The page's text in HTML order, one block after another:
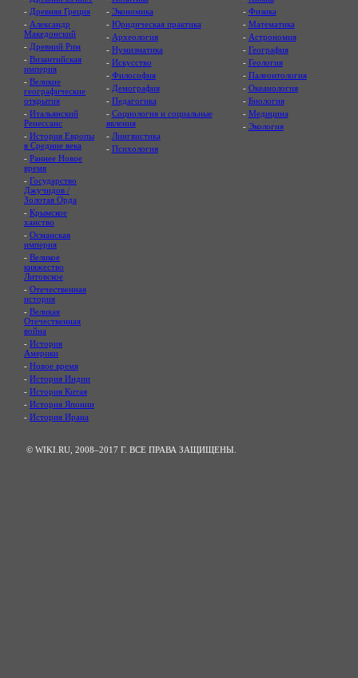
- Древняя Греция
- Александр
Македонский
- Древний Рим
- Византийская
империя
- Великие
географические
открытия
- Итальянский
Ренессанс
- История Европы
в Средние века
- Раннее Новое
время
- Государство
Джучидов /
Золотая Орда
- Крымское
ханство
- Османская
империя
- Великое
княжество
Литовское
- Отечественная
история
- Великая
Отечественная
война
- История
Америки
- Новое время
- История Индии
- История Китая
- История Японии
- История Ирана
- Экономика
- Юридическая практика
- Археология
- Нумизматика
- Искусство
- Философия
- Демография
- Педагогика
- Социология и социальные
явления
- Лингвистика
- Психология
- Физика
- Математика
- Астрономия
- География
- Геология
- Палеонтология
- Океанология
- Биология
- Медицина
- Экология
© WIKI.RU, 2008–2017 Г. ВСЕ ПРАВА ЗАЩИЩЕНЫ.